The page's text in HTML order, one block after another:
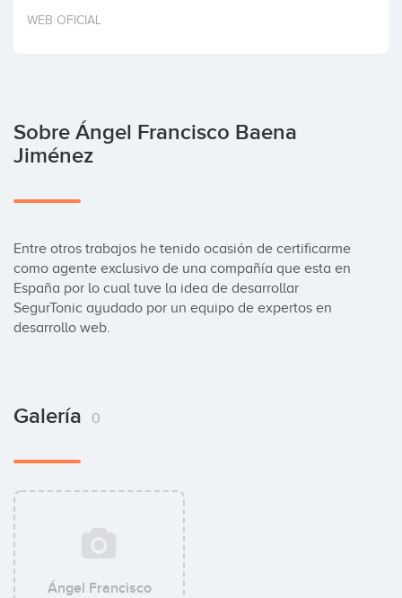
Invertir
WEB OFICIAL
Sobre Ángel Francisco Baena
Jiménez
Entre otros trabajos he tenido ocasión de certificarme
como agente exclusivo de una compañía que esta en
España por lo cual tuve la idea de desarrollar
SegurTonic ayudado por un equipo de expertos en
desarrollo web.
Galería 0
Ángel Francisco